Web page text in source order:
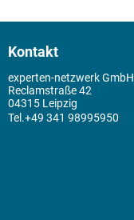
Kontakt
experten-netzwerk GmbH
Reclamstraße 42
04315 Leipzig
+49 341 98995950